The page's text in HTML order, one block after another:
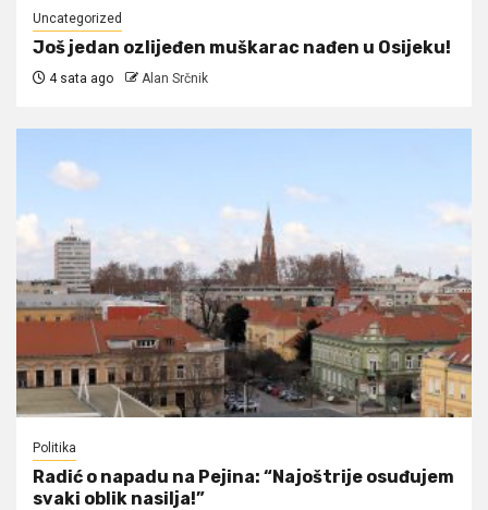
Uncategorized
Još jedan ozlijeđen muškarac nađen u Osijeku!
4 sata ago Alan Srčnik
Politika
Radić o napadu na Pejina: “Najoštrije osuđujem
svaki oblik nasilja!”